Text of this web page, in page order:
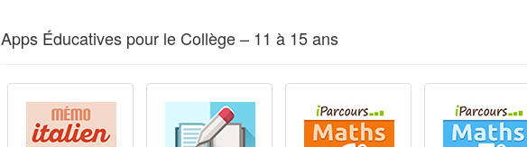
Apps Éducatives pour le Collège – 11 à 15 ans